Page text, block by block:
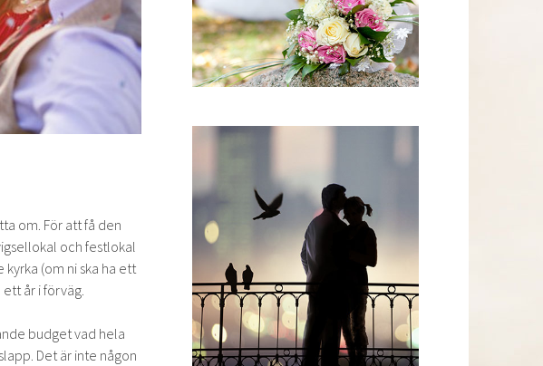
om. För att få den
och festlokal
(om ni ska ha ett
år i förväg.
budget vad hela
Det är inte någon